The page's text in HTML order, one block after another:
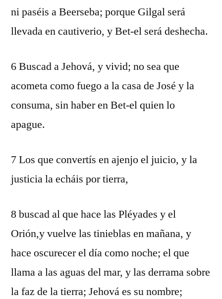
ni paséis a Beerseba; porque Gilgal será
llevada en cautiverio, y Bet-el será deshecha.
6 Buscad a Jehová, y vivid; no sea que
acometa como fuego a la casa de José y la
consuma, sin haber en Bet-el quien lo
apague.
7 Los que convertís en ajenjo el juicio, y la
justicia la echáis por tierra,
8 buscad al que hace las Pléyades y el
Orión,y vuelve las tinieblas en mañana, y
hace oscurecer el día como noche; el que
llama a las aguas del mar, y las derrama sobre
la faz de la tierra; Jehová es su nombre;